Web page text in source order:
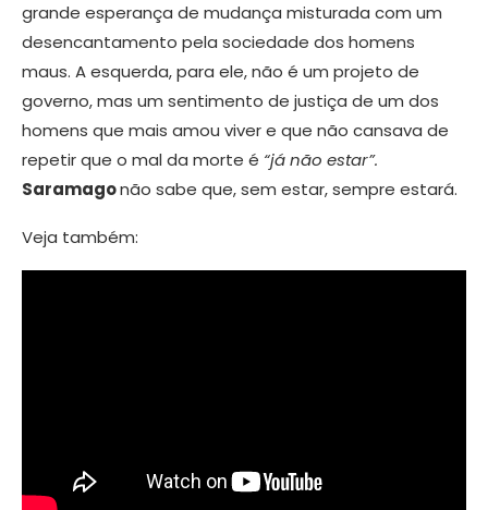
grande esperança de mudança misturada com um
desencantamento pela sociedade dos homens
maus. A esquerda, para ele, não é um projeto de
governo, mas um sentimento de justiça de um dos
homens que mais amou viver e que não cansava de
repetir que o mal da morte é “já não estar”.
Saramagonão sabe que, sem estar, sempre estará.
Veja também: